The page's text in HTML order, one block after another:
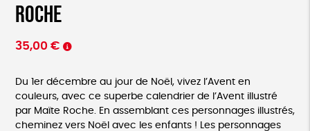
Roche
35,00 €
Du 1er décembre au jour de Noël, vivez l’Avent en
couleurs, avec ce superbe calendrier de l’Avent illustré
par Maïte Roche. En assemblant ces personnages illustrés,
cheminez vers Noël avec les enfants ! Les personnages